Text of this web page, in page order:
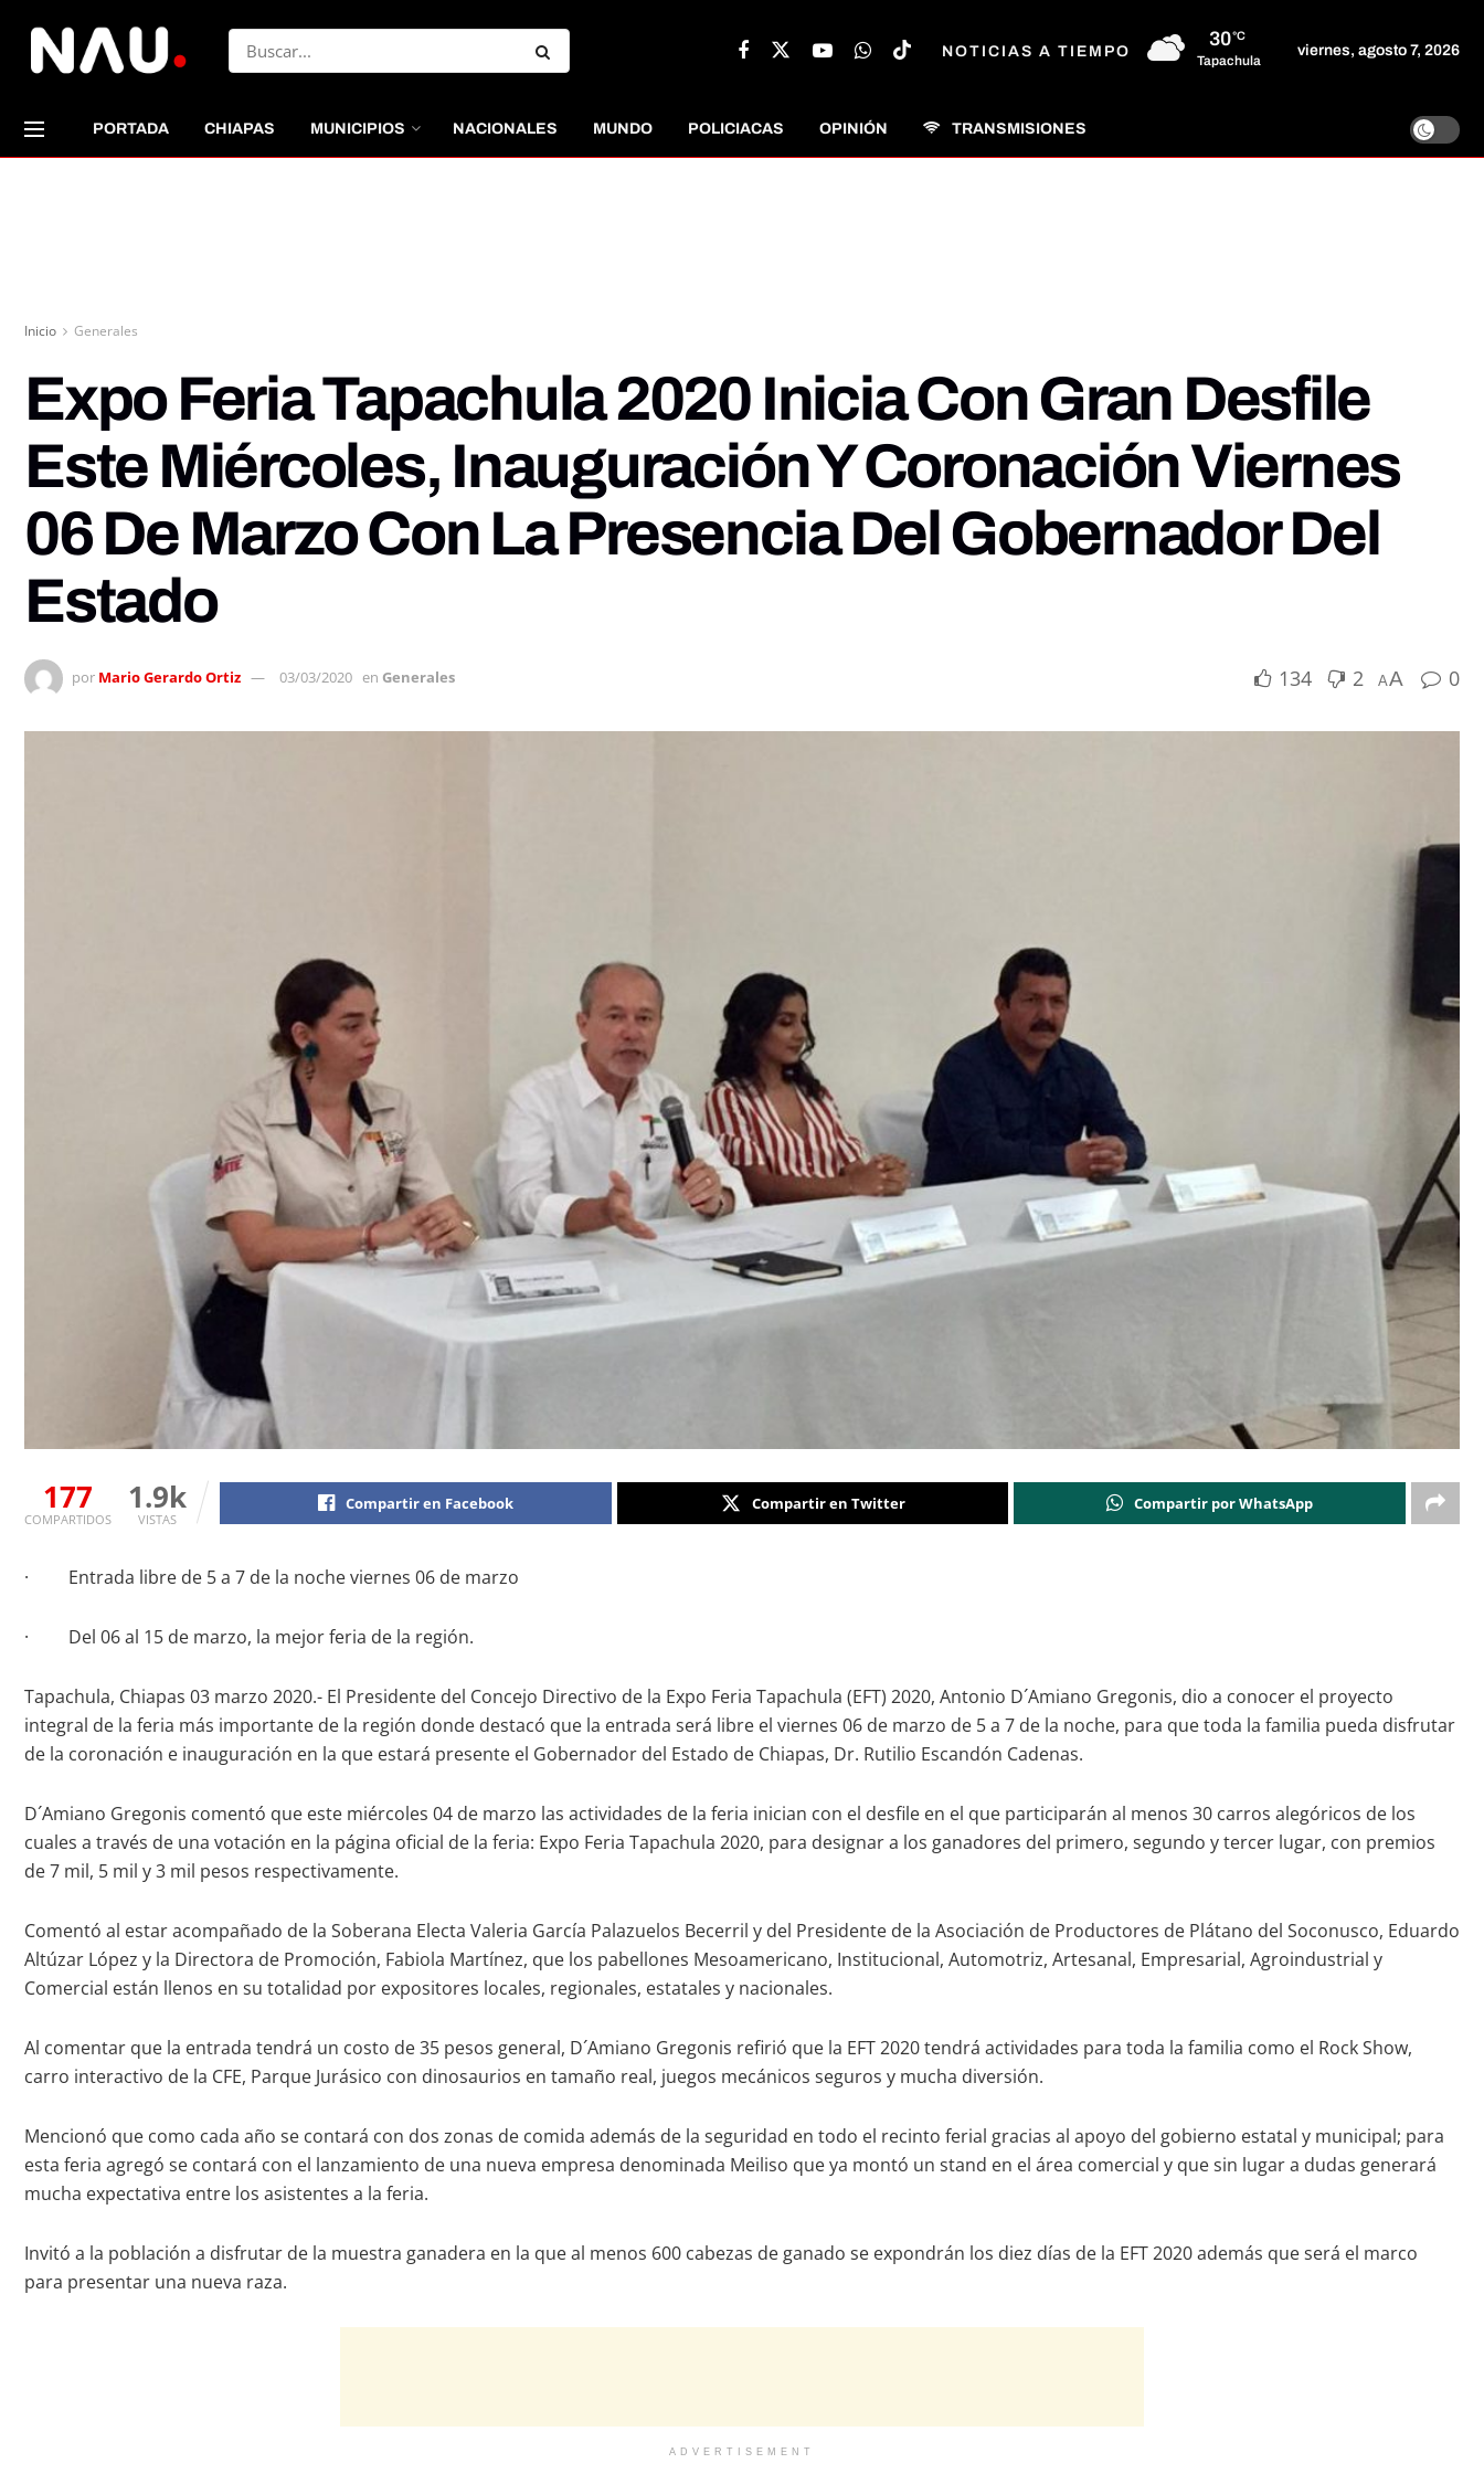
NOTICIAS A TIEMPO
30°C
Tapachula
viernes, agosto 7, 2026
PORTADA CHIAPAS MUNICIPIOS NACIONALES MUNDO POLICIACAS OPINIÓN TRANSMISIONES
Inicio Generales
Expo Feria Tapachula 2020 Inicia Con Gran Desfile
Este Miércoles, Inauguración Y Coronación Viernes
06 De Marzo Con La Presencia Del Gobernador Del
Estado
por Mario Gerardo Ortiz 03/03/2020 en Generales 134 2 AA 0
177
COMPARTIDOS
1.9k
VISTAS
Compartir en Facebook Compartir en Twitter Compartir por WhatsApp
· Entrada libre de 5 a 7 de la noche viernes 06 de marzo
· Del 06 al 15 de marzo, la mejor feria de la región.
Tapachula, Chiapas 03 marzo 2020.- El Presidente del Concejo Directivo de la Expo Feria Tapachula (EFT) 2020, Antonio D´Amiano Gregonis, dio a conocer el proyecto
integral de la feria más importante de la región donde destacó que la entrada será libre el viernes 06 de marzo de 5 a 7 de la noche, para que toda la familia pueda disfrutar
de la coronación e inauguración en la que estará presente el Gobernador del Estado de Chiapas, Dr. Rutilio Escandón Cadenas.
D´Amiano Gregonis comentó que este miércoles 04 de marzo las actividades de la feria inician con el desfile en el que participarán al menos 30 carros alegóricos de los
cuales a través de una votación en la página oficial de la feria: Expo Feria Tapachula 2020, para designar a los ganadores del primero, segundo y tercer lugar, con premios
de 7 mil, 5 mil y 3 mil pesos respectivamente.
Comentó al estar acompañado de la Soberana Electa Valeria García Palazuelos Becerril y del Presidente de la Asociación de Productores de Plátano del Soconusco, Eduardo
Altúzar López y la Directora de Promoción, Fabiola Martínez, que los pabellones Mesoamericano, Institucional, Automotriz, Artesanal, Empresarial, Agroindustrial y
Comercial están llenos en su totalidad por expositores locales, regionales, estatales y nacionales.
Al comentar que la entrada tendrá un costo de 35 pesos general, D´Amiano Gregonis refirió que la EFT 2020 tendrá actividades para toda la familia como el Rock Show,
carro interactivo de la CFE, Parque Jurásico con dinosaurios en tamaño real, juegos mecánicos seguros y mucha diversión.
Mencionó que como cada año se contará con dos zonas de comida además de la seguridad en todo el recinto ferial gracias al apoyo del gobierno estatal y municipal; para
esta feria agregó se contará con el lanzamiento de una nueva empresa denominada Meiliso que ya montó un stand en el área comercial y que sin lugar a dudas generará
mucha expectativa entre los asistentes a la feria.
Invitó a la población a disfrutar de la muestra ganadera en la que al menos 600 cabezas de ganado se expondrán los diez días de la EFT 2020 además que será el marco
para presentar una nueva raza.
ADVERTISEMENT